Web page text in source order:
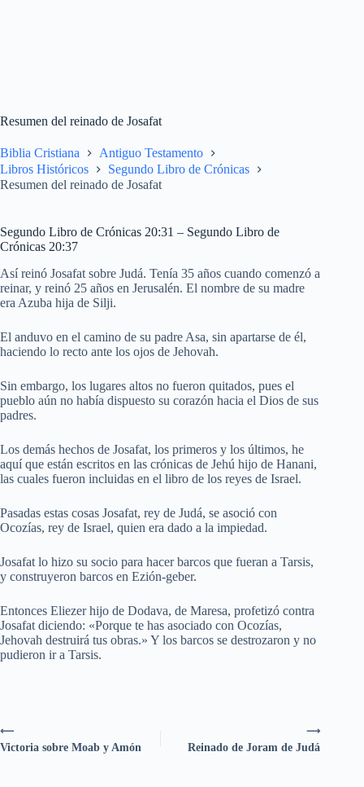
Resumen del reinado de Josafat
Biblia Cristiana
Antiguo Testamento
Libros Históricos
Segundo Libro de Crónicas
Resumen del reinado de Josafat
Segundo Libro de Crónicas 20:31 – Segundo Libro de
Crónicas 20:37
Así reinó Josafat sobre Judá. Tenía 35 años cuando comenzó a
reinar, y reinó 25 años en Jerusalén. El nombre de su madre
era Azuba hija de Silji.
El anduvo en el camino de su padre Asa, sin apartarse de él,
haciendo lo recto ante los ojos de Jehovah.
Sin embargo, los lugares altos no fueron quitados, pues el
pueblo aún no había dispuesto su corazón hacia el Dios de sus
padres.
Los demás hechos de Josafat, los primeros y los últimos, he
aquí que están escritos en las crónicas de Jehú hijo de Hanani,
las cuales fueron incluidas en el libro de los reyes de Israel.
Pasadas estas cosas Josafat, rey de Judá, se asoció con
Ocozías, rey de Israel, quien era dado a la impiedad.
Josafat lo hizo su socio para hacer barcos que fueran a Tarsis,
y construyeron barcos en Ezión-geber.
Entonces Eliezer hijo de Dodava, de Maresa, profetizó contra
Josafat diciendo: «Porque te has asociado con Ocozías,
Jehovah destruirá tus obras.» Y los barcos se destrozaron y no
pudieron ir a Tarsis.
⟶
Reinado de Joram de Judá
⟵
Victoria sobre Moab y Amón